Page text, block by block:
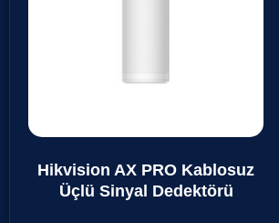
Hikvision AX PRO Kablosuz
Üçlü Sinyal Dedektörü